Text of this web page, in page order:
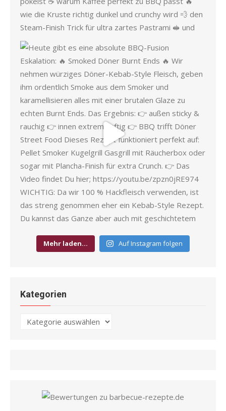
Mehr laden… Auf Instagram folgen
Kategorien
Kategorien